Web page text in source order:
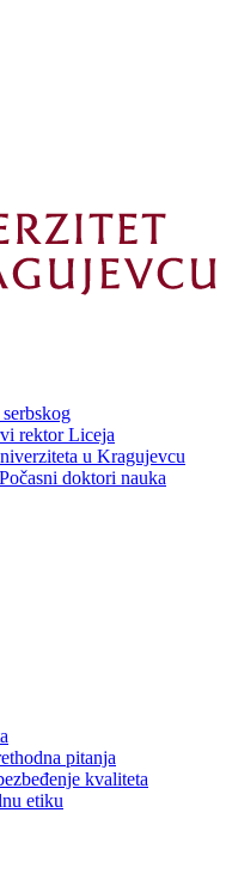
rektor Liceja
u Kragujevcu
doktori nauka
pitanja
kvaliteta
etiku